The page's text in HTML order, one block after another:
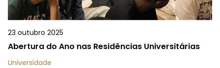
23 outubro 2025
Abertura do Ano nas Residências Universitárias
Universidade